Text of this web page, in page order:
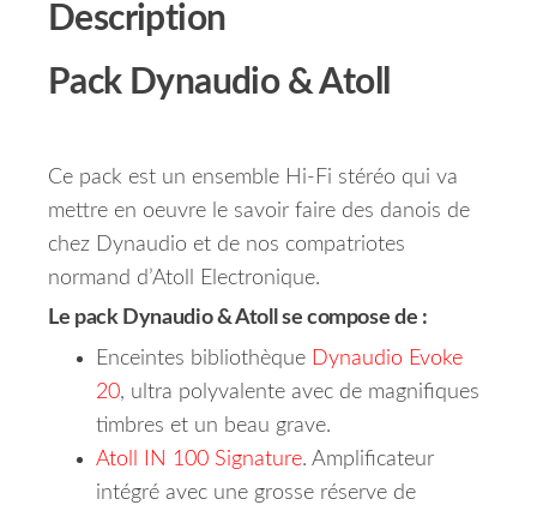
Description
Pack Dynaudio & Atoll
Ce pack est un ensemble Hi-Fi stéréo qui va
mettre en oeuvre le savoir faire des danois de
chez Dynaudio et de nos compatriotes
normand d’Atoll Electronique.
Le pack Dynaudio & Atoll se compose de :
Enceintes bibliothèque Dynaudio Evoke
20, ultra polyvalente avec de magnifiques
timbres et un beau grave.
Atoll IN 100 Signature. Amplificateur
intégré avec une grosse réserve de